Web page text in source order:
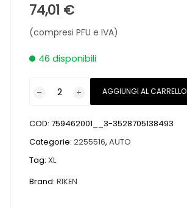
74,01 €
(compresi PFU e IVA)
46 disponibili
RIKEN
ROAD
PERFORMANCE
MFS
AGGIUNGI AL CARRELLO
COD:759462001__3-3528705138493
Categorie:2255516,AUTO
Tag:XL
Brand:RIKEN